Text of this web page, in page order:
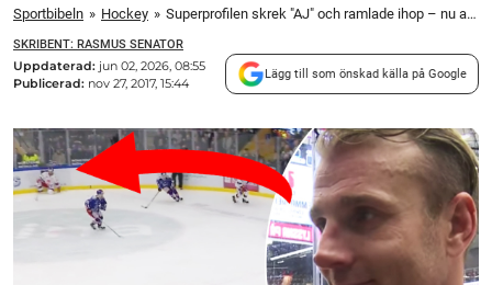
Sportbibeln » Hockey » Superprofilen skrek "AJ" och ramlade ihop – nu anmäls han efter märkliga filmningen
SKRIBENT: RASMUS SENATOR
Uppdaterad: jun 02, 2026, 08:55
Publicerad: nov 27, 2017, 15:44
Lägg till som önskad källa på Google